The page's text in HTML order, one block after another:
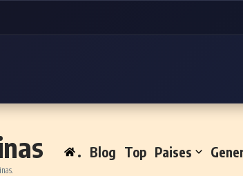
. Blog Top Paises